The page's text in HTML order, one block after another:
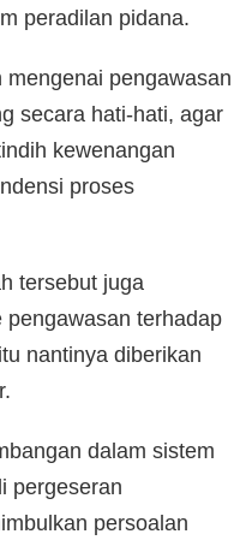
peradilan pidana.
pengawasan
secara hati-hati, agar
kewenangan
proses
tersebut juga
terhadap
nantinya diberikan
dalam sistem
pergeseran
persoalan